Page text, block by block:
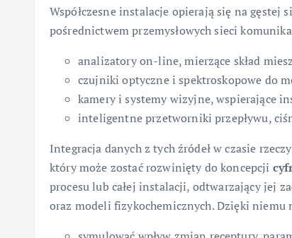
Współczesne instalacje opierają się na gęstej
pośrednictwem przemysłowych sieci
analizatory on-line, mierzące skład
czujniki optyczne i spektroskopowe do
kamery i systemy wizyjne, wspierające
inteligentne przetworniki przepływu,
Integracja danych z tych źródeł w czasie
który może zostać rozwinięty do koncepcji
procesu lub całej instalacji, odtwarzający jej
oraz modeli fizykochemicznych. Dzięki niemu